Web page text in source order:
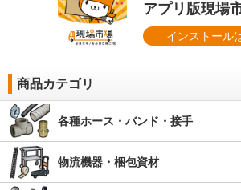
アプリ版現場
インストール
商品カテゴリ
各種ホース・バンド・接手
物流機器・梱包資材